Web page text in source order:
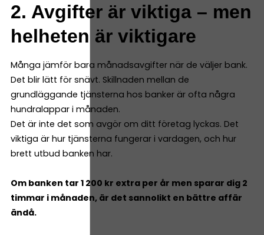
2. Avgifter är viktiga – men
helheten är viktigare
Många jämför bara månadsavgifter när de väljer bank.
Det blir lätt för snävt. Skillnaden mellan de
grundläggande tjänsterna hos banker är ofta några
hundralappar i månaden.
Det är inte det som avgör om ditt företag lyckas. Det
viktiga är hur tjänsterna fungerar i vardagen, och hur
brett utbud banken har.
Om banken tar 1 200 kr extra per år men sparar dig 2
timmar i månaden, är det sannolikt en bättre affär
ändå.